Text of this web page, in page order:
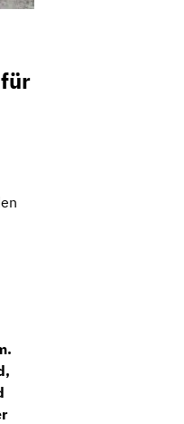
.